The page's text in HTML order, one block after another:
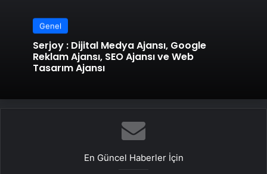
Genel
Serjoy : Dijital Medya Ajansı, Google
Reklam Ajansı, SEO Ajansı ve Web
Tasarım Ajansı
En Güncel Haberler İçin